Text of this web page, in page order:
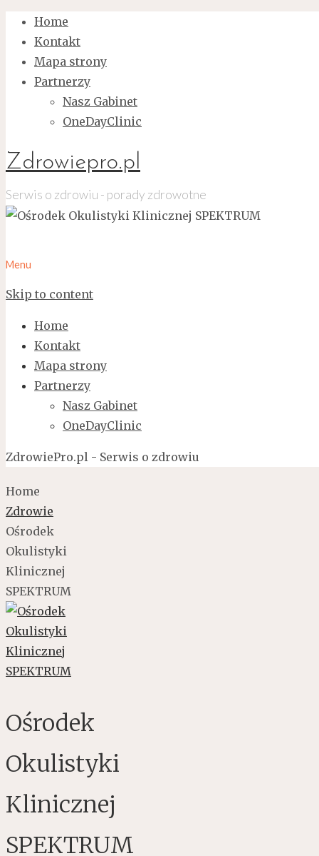
Home
Kontakt
Mapa strony
Partnerzy
Nasz Gabinet
OneDayClinic
Zdrowiepro.pl
Serwis o zdrowiu - porady zdrowotne
Menu
Skip to content
Home
Kontakt
Mapa strony
Partnerzy
Nasz Gabinet
OneDayClinic
ZdrowiePro.pl - Serwis o zdrowiu
Home
Zdrowie
Ośrodek
Okulistyki
Klinicznej
SPEKTRUM
Ośrodek
Okulistyki
Klinicznej
SPEKTRUM